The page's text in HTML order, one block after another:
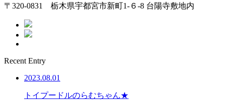
〒320-0831 栃木県宇都宮市新町1-６-8 台陽寺敷地内
Recent Entry
2023.08.01
トイプードルのらむちゃん★